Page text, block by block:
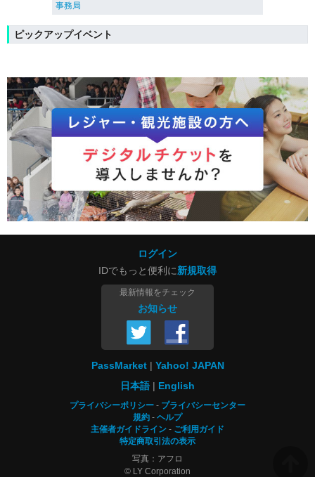
事務局
ピックアップイベント
ログイン
IDでもっと便利に新規取得
最新情報をチェック
お知らせ
PassMarket
Yahoo! JAPAN
日本語
English
プライバシーポリシー
プライバシーセンター
規約
ヘルプ
主催者ガイドライン
ご利用ガイド
特定商取引法の表示
写真：アフロ
© LY Corporation